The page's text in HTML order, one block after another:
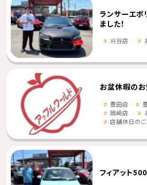
ランサーエボ
ました！
刈谷店
お盆休暇の
豊田店
岡崎店
店舗休日の
フィアット